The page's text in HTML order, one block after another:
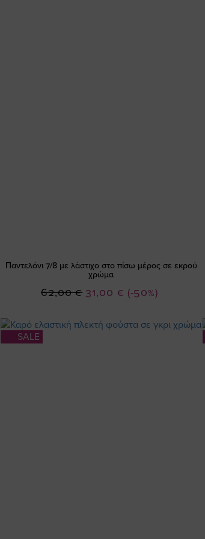
Παντελόνι 7/8 με λάστιχο στο πίσω μέρος σε εκρού
χρώμα
(-50%)
Ειδική
31,00 €
62,00 €
SALE